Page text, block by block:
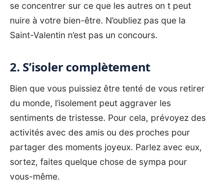
se concentrer sur ce que les autres on t peut
nuire à votre bien-être. N’oubliez pas que la
Saint-Valentin n’est pas un concours.
2. S’isoler complètement
Bien que vous puissiez être tenté de vous retirer
du monde, l’isolement peut aggraver les
sentiments de tristesse. Pour cela, prévoyez des
activités avec des amis ou des proches pour
partager des moments joyeux. Parlez avec eux,
sortez, faites quelque chose de sympa pour
vous-même.